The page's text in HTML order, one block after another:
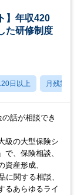
】年収420
た研修制度
日以上 月残業20
話が相談でき
級の大型保険シ
で、保険相談、
資産形成、
に関する相談、
るあらゆるライ